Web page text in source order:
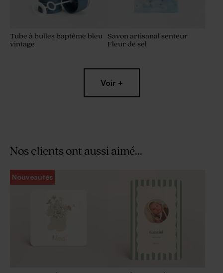
Tube à bulles baptême bleu
vintage
Savon artisanal senteur
Fleur de sel
Dragées bleus 1 kg (± 240 ex)
Voir +
Nos clients ont aussi aimé...
Nouveautés